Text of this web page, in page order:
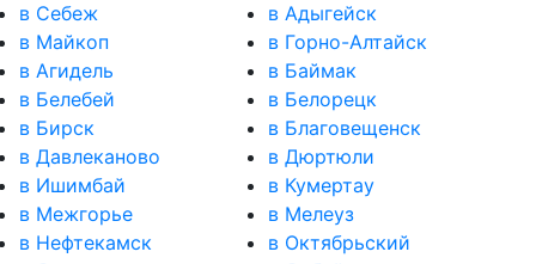
в Себеж
в Адыгейск
в Майкоп
в Горно-Алтайск
в Агидель
в Баймак
в Белебей
в Белорецк
в Бирск
в Благовещенск
в Давлеканово
в Дюртюли
в Ишимбай
в Кумертау
в Межгорье
в Мелеуз
в Нефтекамск
в Октябрьский